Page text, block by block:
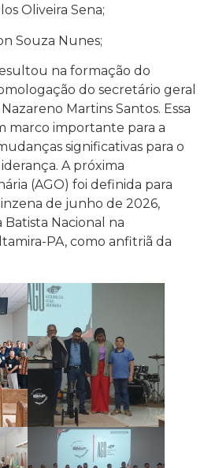
Oliveira Sena;
Souza Nunes;
na formação do
do secretário geral
Martins Santos. Essa
marco importante para a
significativas para o
A próxima
(AGO) foi definida para
de junho de 2026,
Nacional na
PA, como anfitriã da